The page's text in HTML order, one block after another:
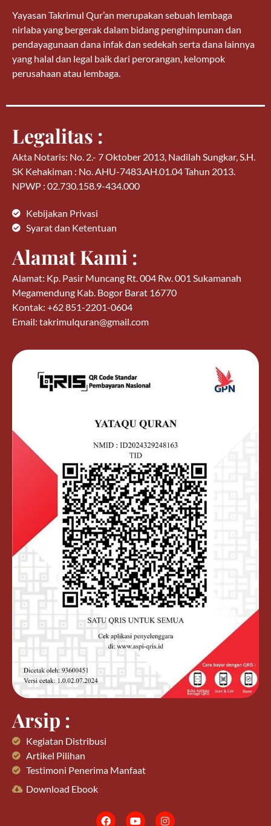
Yayasan Takrimul Qur’an merupakan sebuah lembaga
nirlaba yang bergerak dalam bidang penghimpunan dan
pendayagunaan dana infak dan sedekah serta dana lainnya
yang halal dan legal baik dari perorangan, kelompok
perusahaan atau lembaga.
Legalitas :
Akta Notaris: No. 2.- 7 Oktober 2013, Nadilah Sungkar, S.H.
SK Kehakiman : No. AHU-7483.AH.01.04 Tahun 2013.
NPWP : 02.730.158.9-434.000
Kebijakan Privasi
Syarat dan Ketentuan
Alamat Kami :
Alamat: Kp. Pasir Muncang Rt. 004 Rw. 001 Sukamanah
Megamendung Kab. Bogor Barat 16770
Kontak: +62 851-2201-0604
Email: takrimulquran@gmail.com
Arsip :
Kegiatan Distribusi
Artikel Pilihan
Testimoni Penerima Manfaat
Download Ebook